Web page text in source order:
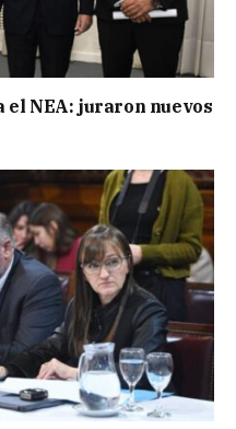
NEA: juraron nuevos